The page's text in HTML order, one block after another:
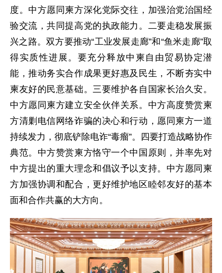
度。中方愿同柬方深化党际交往，加强治党治国经
验交流，共同提高党的执政能力。二要走稳发展振
兴之路。双方要推动“工业发展走廊”和“鱼米走廊”取
得实质性进展。要充分释放中柬自由贸易协定潜
能，推动务实合作成果更好惠及民生，不断夯实中
柬友好的民意基础。三要维护各自国家长治久安。
中方愿同柬方建立安全伙伴关系。中方高度赞赏柬
方清剿电信网络诈骗的决心和行动，愿同柬方一道
持续发力，彻底铲除电诈“毒瘤”。四要打造战略协作
典范。中方赞赏柬方恪守一个中国原则，并率先对
中方提出的重大理念和倡议予以支持。中方愿同柬
方加强协调和配合，更好维护地区睦邻友好的基本
面和合作共赢的大方向。